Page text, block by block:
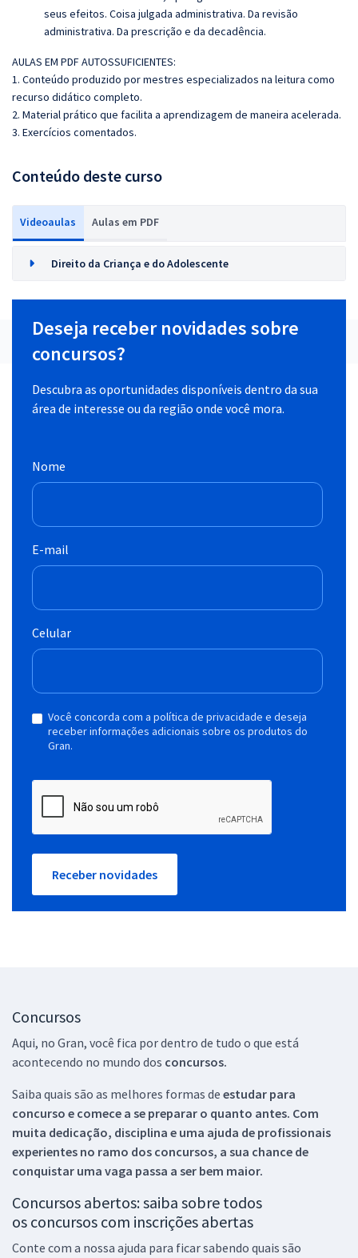
seus efeitos. Coisa julgada administrativa. Da revisão
administrativa. Da prescrição e da decadência.
AULAS EM PDF AUTOSSUFICIENTES:
1. Conteúdo produzido por mestres especializados na leitura como
recurso didático completo.
2. Material prático que facilita a aprendizagem de maneira acelerada.
3. Exercícios comentados.
Conteúdo deste curso
Videoaulas Aulas em PDF
Direito da Criança e do Adolescente
Deseja receber novidades sobre
concursos?
Descubra as oportunidades disponíveis dentro da sua
área de interesse ou da região onde você mora.
Nome
E-mail
Celular
Você concorda com a política de privacidade e deseja
receber informações adicionais sobre os produtos do
Gran.
Receber novidades
Concursos
Aqui, no Gran, você fica por dentro de tudo o que está
acontecendo no mundo dos concursos.
Saiba quais são as melhores formas de estudar para
concurso e comece a se preparar o quanto antes. Com
muita dedicação, disciplina e uma ajuda de profissionais
experientes no ramo dos concursos, a sua chance de
conquistar uma vaga passa a ser bem maior.
Concursos abertos: saiba sobre todos
os concursos com inscrições abertas
Conte com a nossa ajuda para ficar sabendo quais são